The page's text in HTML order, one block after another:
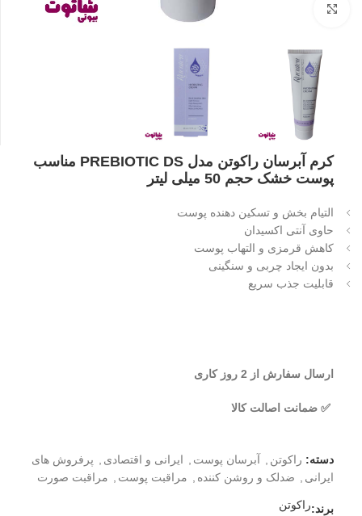
کرم آبرسان راکوتن مدل PREBIOTIC DS مناسب
پوست خشک حجم 50 میلی لیتر
التیام بخش و تسکین دهنده پوست
حاوی آنتی اکسیدان
کاهش قرمزی و التهاب پوست
بدون ایجاد چربی و سنگینی
قابلیت جذب سریع
ارسال سفارش از 2 روز کاری
✅ ضمانت اصالت کالا
دسته: راکوتن آبرسان پوست ایرانی و اقتصادی
پرفروش های
ایرانی
ضدلک و روشن کننده مراقبت پوست مراقبت صورت
برند:راکوتن